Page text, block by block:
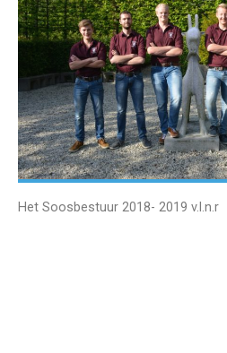
Het Soosbestuur 2018- 2019 v.l.n.r